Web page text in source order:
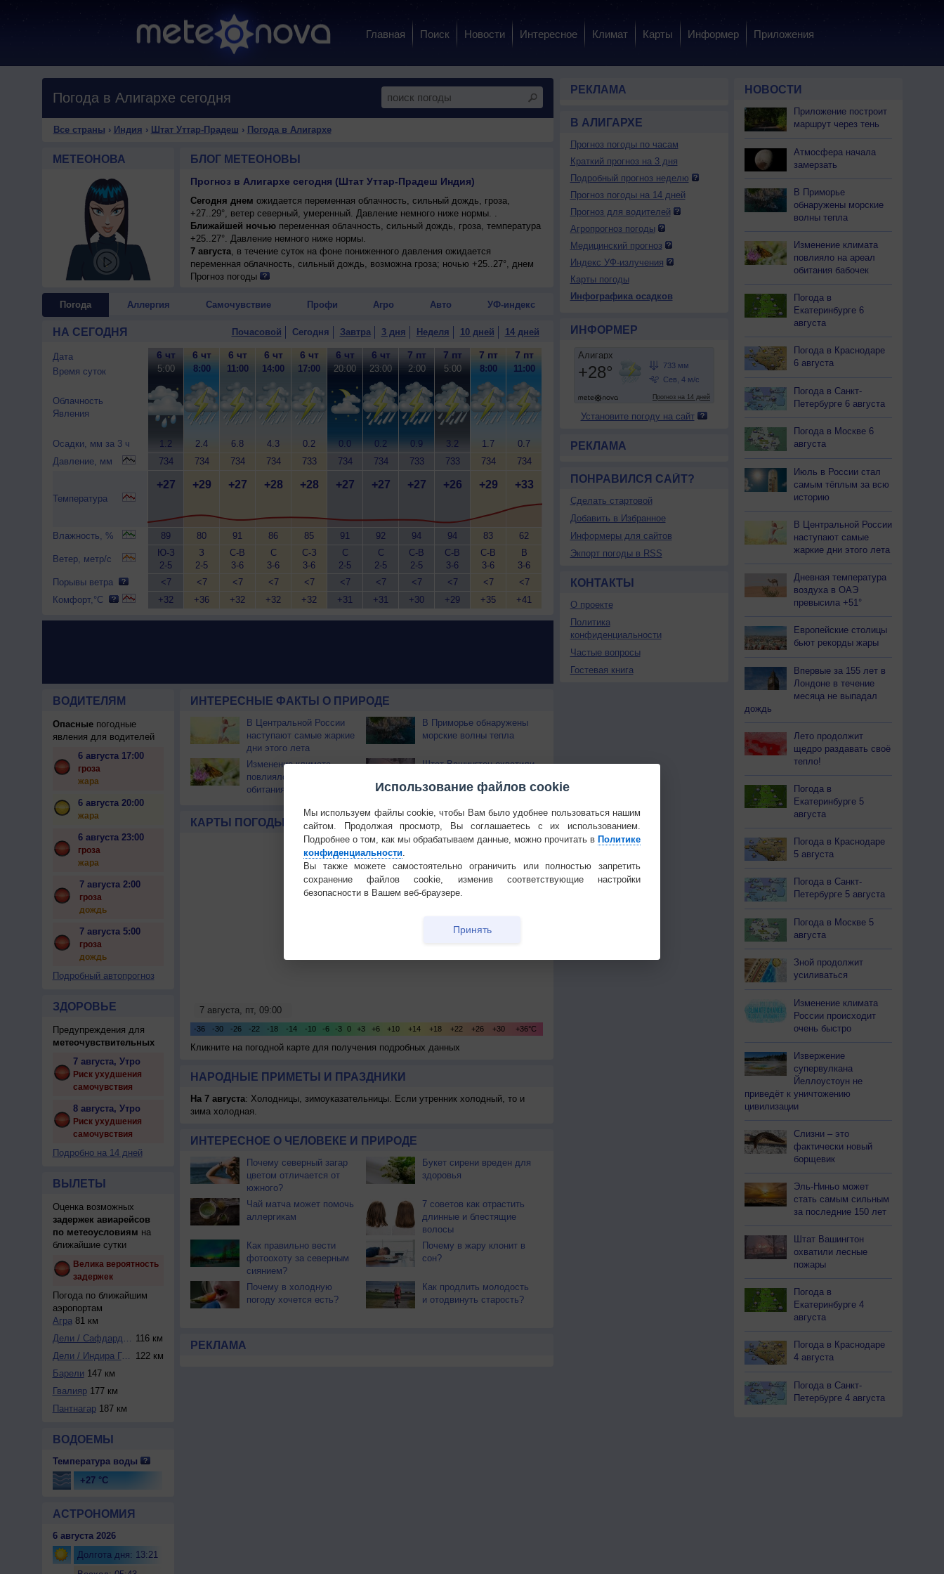
Главная Поиск Новости Интересное Климат Карты Информер Приложения
Погода в Алигархе сегодня
Все страны › Индия › Штат Уттар-Прадеш › Погода в Алигархе
МЕТЕОНОВА БЛОГ МЕТЕОНОВЫ
Прогноз в Алигархе сегодня (Штат Уттар-Прадеш Индия)
Сегодня днем ожидается переменная облачность, сильный дождь, гроза,
+27..29°, ветер северный, умеренный. Давление немного ниже нормы. .
Ближайшей ночьюпеременная облачность, сильный дождь, гроза, температура
+25..27°. Давление немного ниже нормы.
7 августа, в течение суток на фоне пониженного давления ожидается
переменная облачность, сильный дождь, возможна гроза; ночью +25..27°, днем
+32..34°, ветер слабый.
Прогноз погоды
Погода Аллергия Самочувствие Профи Агро Авто УФ-индекс
НА СЕГОДНЯ Почасовой Сегодня Завтра 3 дня Неделя 10 дней 14 дней
Дата
Время суток
Облачность
Явления
Осадки, мм за 3 ч
Давление, мм
Температура
Влажность, %
Ветер, метр/с
Порывы ветра
Комфорт,°C
6 чт
5:00
1.2
734
+27
89
Ю-З
2-5
<7
+32
6 чт
8:00
2.4
734
+29
80
З
2-5
<7
+36
6 чт
11:00
6.8
734
+27
91
С-В
3-6
<7
+32
6 чт
14:00
4.3
734
+28
86
С
3-6
<7
+32
6 чт
17:00
0.2
733
+28
85
С-З
3-6
<7
+32
6 чт
20:00
0.0
734
+27
91
С
2-5
<7
+31
6 чт
23:00
0.2
734
+27
92
С
2-5
<7
+31
7 пт
2:00
0.9
733
+27
94
С-В
2-5
<7
+30
7 пт
5:00
3.2
733
+26
94
С-В
3-6
<7
+29
7 пт
8:00
1.7
734
+29
83
С-В
3-6
<7
+35
7 пт
11:00
0.7
734
+33
62
В
3-6
<7
+41
ВОДИТЕЛЯМ
Опасныепогодные
явления для водителей
6 августа 17:00
гроза
жара
6 августа 20:00
жара
6 августа 23:00
гроза
жара
7 августа 2:00
гроза
дождь
7 августа 5:00
гроза
дождь
Подробный автопрогноз
ЗДОРОВЬЕ
Предупреждения для
метеочувствительных
7 августа, Утро
Риск ухудшения
самочувствия
8 августа, Утро
Риск ухудшения
самочувствия
Подробно на 14 дней
ВЫЛЕТЫ
Оценка возможных
задержек авиарейсов
по метеоусловиям на
ближайшие сутки
Велика вероятность
задержек
Погода по ближайшим
аэропортам
Агра81 км
Дели / Сафдарджун... 116 км
Дели / Индира Ган...
122 км
Барели 147 км
Гвалияр177 км
Пантнагар187 км
ВОДОЕМЫ
Температура воды
+27 °C
АСТРОНОМИЯ
6 августа 2026
Долгота дня: 13:21
ИНТЕРЕСНЫЕ ФАКТЫ О ПРИРОДЕ
В Центральной России
наступают самые жаркие
дни этого лета
В Приморье обнаружены
морские волны тепла
Изменение климата
повлияло на ареал
обитания бабочек
Штат Вашингтон охватили
КАРТЫ ПОГОДЫ Температура Облачность Осадки
Кликните на погодной карте для получения подробных данных
НАРОДНЫЕ ПРИМЕТЫ И ПРАЗДНИКИ
На 7 августа: Холодницы, зимоуказательницы. Если утренник холодный, то и
зима холодная.
ИНТЕРЕСНОЕ О ЧЕЛОВЕКЕ И ПРИРОДЕ
Почему северный загар
цветом отличается от
южного?
Букет сирени вреден для
здоровья
Чай матча может помочь
аллергикам
7 советов как отрастить
длинные и блестящие
волосы
Как правильно вести
фотоохоту за северным
сиянием?
Почему в жару клонит в
сон?
Почему в холодную
погоду хочется есть?
Как продлить молодость
и отодвинуть старость?
РЕКЛАМА
РЕКЛАМА
В АЛИГАРХЕ
Прогноз погоды по часам
Краткий прогноз на 3 дня
Подробный прогноз неделю
Прогноз погоды на 14 дней
Прогноз для водителей
Агропрогноз погоды
Медицинский прогноз
Индекс УФ-излучения
Карты погоды
Инфографика осадков
ИНФОРМЕР
Установите погоду на сайт
РЕКЛАМА
ПОНРАВИЛСЯ САЙТ?
Сделать стартовой
Добавить в Избранное
Информеры для сайтов
Экпорт погоды в RSS
КОНТАКТЫ
О проекте
Политика
конфиденциальности
Частые вопросы
Гостевая книга
НОВОСТИ
Приложение построит
маршрут через тень
Атмосфера начала
замерзать
В Приморье
обнаружены морские
волны тепла
Изменение климата
повлияло на ареал
обитания бабочек
Погода в
Екатеринбурге 6
августа
Погода в Краснодаре
6 августа
Погода в Санкт-
Петербурге 6 августа
Погода в Москве 6
августа
Июль в России стал
самым тёплым за всю
историю
В Центральной России
наступают самые
жаркие дни этого лета
Дневная температура
воздуха в ОАЭ
превысила +51°
Европейские столицы
бьют рекорды жары
Впервые за 155 лет в
Лондоне в течение
месяца не выпадал
дождь
Лето продолжит
щедро раздавать своё
тепло!
Погода в
Екатеринбурге 5
августа
Погода в Краснодаре
5 августа
Погода в Санкт-
Петербурге 5 августа
Погода в Москве 5
августа
Зной продолжит
усиливаться
Изменение климата
России происходит
очень быстро
Извержение
супервулкана
Йеллоустоун не
приведёт к уничтожению
цивилизации
Слизни – это
фактически новый
борщевик
Эль-Ниньо может
стать самым сильным
за последние 150 лет
Штат Вашингтон
охватили лесные
пожары
Погода в
Екатеринбурге 4
августа
Погода в Краснодаре
4 августа
Погода в Санкт-
Петербурге 4 августа
Использование файлов cookie
Мы используем файлы cookie, чтобы Вам было удобнее пользоваться нашим
сайтом. Продолжая просмотр, Вы соглашаетесь с их использованием.
Подробнее о том, как мы обрабатываем данные, можно прочитать в Политике
конфиденциальности.
Вы также можете самостоятельно ограничить или полностью запретить
сохранение файлов cookie, изменив соответствующие настройки
безопасности в Вашем веб-браузере.
Принять